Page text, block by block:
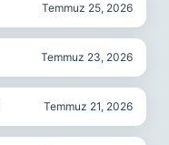
Temmuz 25, 2026
Temmuz 23, 2026
Temmuz 21, 2026